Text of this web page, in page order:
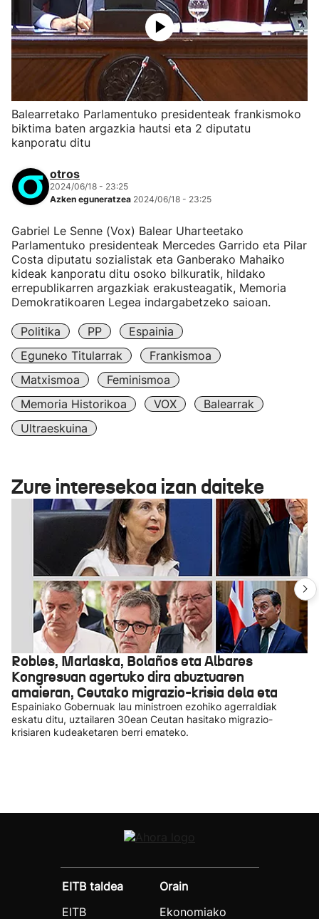
Balearretako Parlamentuko presidenteak frankismoko
biktima baten argazkia hautsi eta 2 diputatu
kanporatu ditu
otros
2024/06/18 - 23:25
Azken eguneratzea 2024/06/18 - 23:25
Gabriel Le Senne (Vox) Balear Uharteetako
Parlamentuko presidenteak Mercedes Garrido eta Pilar
Costa diputatu sozialistak eta Ganberako Mahaiko
kideak kanporatu ditu osoko bilkuratik, hildako
errepublikarren argazkiak erakusteagatik, Memoria
Demokratikoaren Legea indargabetzeko saioan.
Politika PP
Espainia
Eguneko Titularrak
Frankismoa
Matxismoa
Feminismoa
Memoria Historikoa
VOX
Balearrak
Ultraeskuina
Zure interesekoa izan daiteke
Robles, Marlaska, Bolaños eta Albares
Kongresuan agertuko dira abuztuaren
amaieran, Ceutako migrazio-krisia dela eta
Espainiako Gobernuak lau ministroen ezohiko agerraldiak
eskatu ditu, uztailaren 30ean Ceutan hasitako migrazio-
krisiaren kudeaketaren berri emateko.
EITB taldea
EITB
Orain
Ekonomiako